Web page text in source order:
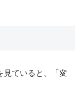
見ていると、「変